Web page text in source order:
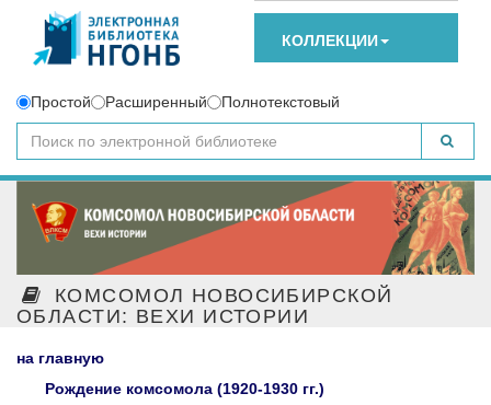
КОЛЛЕКЦИИ
Простой Расширенный Полнотекстовый
КОМСОМОЛ НОВОСИБИРСКОЙ
ОБЛАСТИ: ВЕХИ ИСТОРИИ
на главную
Рождение комсомола (1920-1930 гг.)